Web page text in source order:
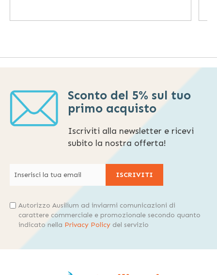
Sconto del 5% sul tuo
primo acquisto
Iscriviti alla newsletter e ricevi
subito la nostra offerta!
ISCRIVITI
Autorizzo Ausilium ad inviarmi comunicazioni di
carattere commerciale e promozionale secondo quanto
indicato nella Privacy Policy del servizio